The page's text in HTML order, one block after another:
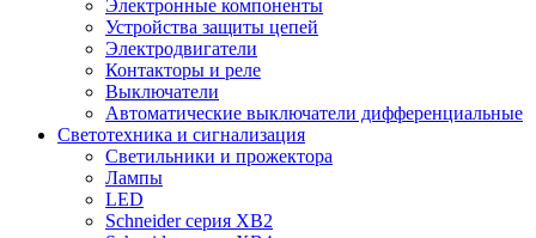
Электронные компоненты
Устройства защиты цепей
Электродвигатели
Контакторы и реле
Выключатели
Автоматические выключатели дифференциальные
Светотехника и сигнализация
Светильники и прожектора
Лампы
LED
Schneider серия XB2